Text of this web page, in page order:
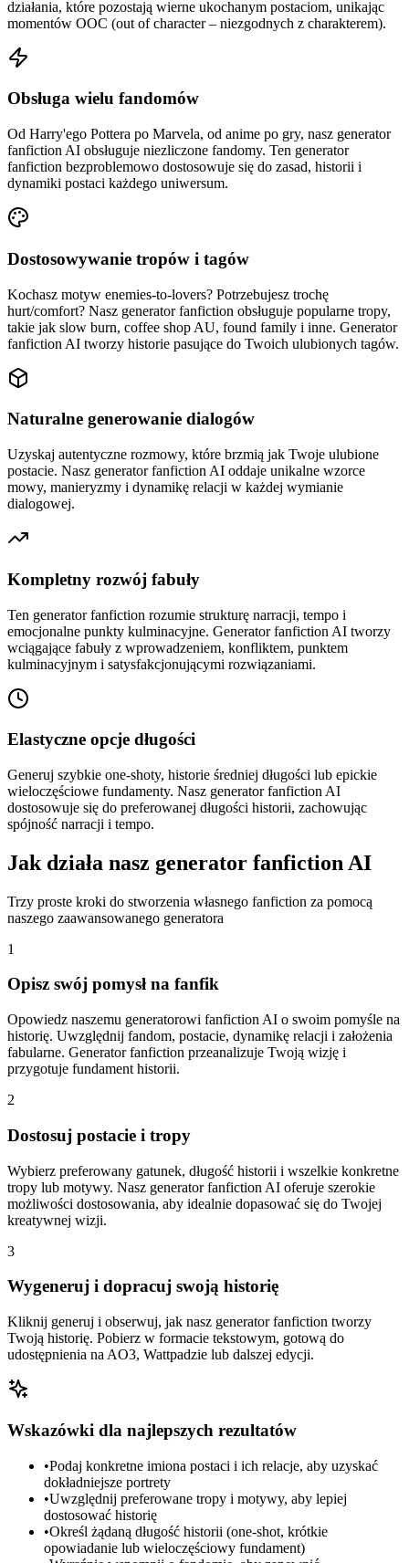
działania, które pozostają wierne ukochanym postaciom, unikając
momentów OOC (out of character – niezgodnych z charakterem).
Obsługa wielu fandomów
Od Harry'ego Pottera po Marvela, od anime po gry, nasz generator
fanfiction AI obsługuje niezliczone fandomy. Ten generator
fanfiction bezproblemowo dostosowuje się do zasad, historii i
dynamiki postaci każdego uniwersum.
Dostosowywanie tropów i tagów
Kochasz motyw enemies-to-lovers? Potrzebujesz trochę
hurt/comfort? Nasz generator fanfiction obsługuje popularne tropy,
takie jak slow burn, coffee shop AU, found family i inne. Generator
fanfiction AI tworzy historie pasujące do Twoich ulubionych tagów.
Naturalne generowanie dialogów
Uzyskaj autentyczne rozmowy, które brzmią jak Twoje ulubione
postacie. Nasz generator fanfiction AI oddaje unikalne wzorce
mowy, manieryzmy i dynamikę relacji w każdej wymianie
dialogowej.
Kompletny rozwój fabuły
Ten generator fanfiction rozumie strukturę narracji, tempo i
emocjonalne punkty kulminacyjne. Generator fanfiction AI tworzy
wciągające fabuły z wprowadzeniem, konfliktem, punktem
kulminacyjnym i satysfakcjonującymi rozwiązaniami.
Elastyczne opcje długości
Generuj szybkie one-shoty, historie średniej długości lub epickie
wieloczęściowe fundamenty. Nasz generator fanfiction AI
dostosowuje się do preferowanej długości historii, zachowując
spójność narracji i tempo.
Jak działa nasz generator fanfiction AI
Trzy proste kroki do stworzenia własnego fanfiction za pomocą
naszego zaawansowanego generatora
1
Opisz swój pomysł na fanfik
Opowiedz naszemu generatorowi fanfiction AI o swoim pomyśle na
historię. Uwzględnij fandom, postacie, dynamikę relacji i założenia
fabularne. Generator fanfiction przeanalizuje Twoją wizję i
przygotuje fundament historii.
2
Dostosuj postacie i tropy
Wybierz preferowany gatunek, długość historii i wszelkie konkretne
tropy lub motywy. Nasz generator fanfiction AI oferuje szerokie
możliwości dostosowania, aby idealnie dopasować się do Twojej
kreatywnej wizji.
3
Wygeneruj i dopracuj swoją historię
Kliknij generuj i obserwuj, jak nasz generator fanfiction tworzy
Twoją historię. Pobierz w formacie tekstowym, gotową do
udostępnienia na AO3, Wattpadzie lub dalszej edycji.
Wskazówki dla najlepszych rezultatów
•Podaj konkretne imiona postaci i ich relacje, aby uzyskać
dokładniejsze portrety
•Uwzględnij preferowane tropy i motywy, aby lepiej
dostosować historię
•Określ żądaną długość historii (one-shot, krótkie
opowiadanie lub wieloczęściowy fundament)